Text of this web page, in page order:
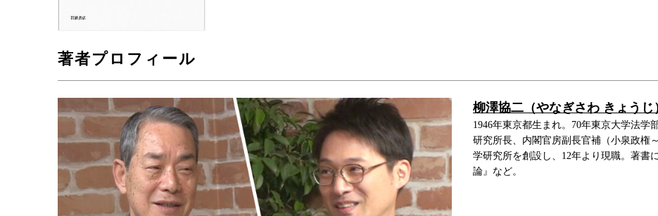
著者プロフィール
柳澤協二（やなぎさわ きょうじ
1946年東京都生まれ。70年東京大学法
研究所長、内閣官房副長官補（小泉政権
学研究所を創設し、12年より現職。著書
論』など。